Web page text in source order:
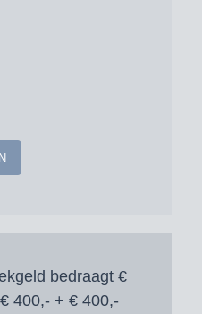
bedraagt €
400,- + € 400,-